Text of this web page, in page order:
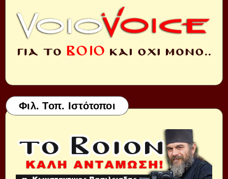
Φιλ. Τοπ. Ιστότοποι